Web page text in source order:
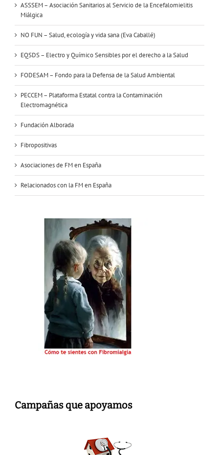
ASSSEM – Asociación Sanitarios al Servicio de la Encefalomielitis
Miálgica
NO FUN – Salud, ecología y vida sana (Eva Caballé)
EQSDS – Electro y Químico Sensibles por el derecho a la Salud
FODESAM – Fondo para la Defensa de la Salud Ambiental
PECCEM – Plataforma Estatal contra la Contaminación
Electromagnética
Fundación Alborada
Fibropositivas
Asociaciones de FM en España
Relacionados con la FM en España
Campañas que apoyamos